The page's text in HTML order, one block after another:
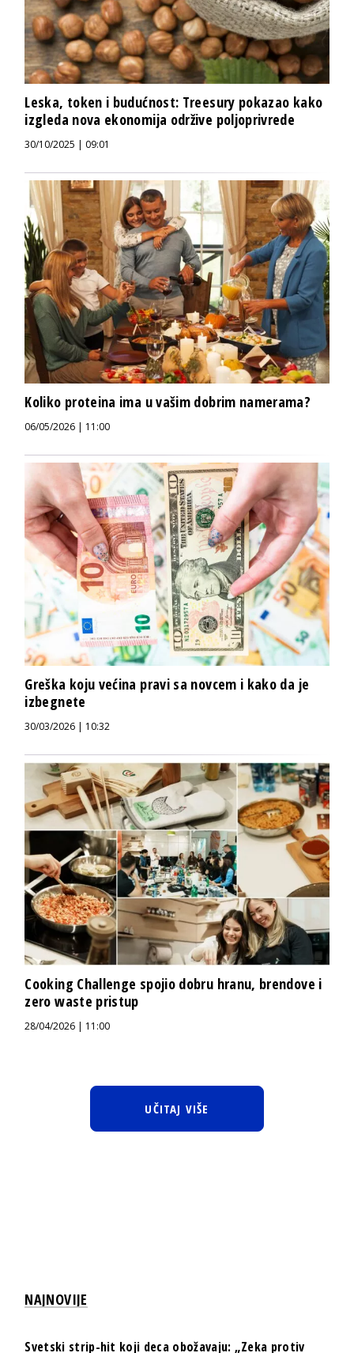
Leska, token i budućnost: Treesury pokazao kako
izgleda nova ekonomija održive poljoprivrede
30/10/2025 | 09:01
Koliko proteina ima u vašim dobrim namerama?
06/05/2026 | 11:00
Greška koju većina pravi sa novcem i kako da je
izbegnete
30/03/2026 | 10:32
Cooking Challenge spojio dobru hranu, brendove i
zero waste pristup
28/04/2026 | 11:00
UČITAJ VIŠE
NAJNOVIJE
Svetski strip-hit koji deca obožavaju: „Zeka protiv